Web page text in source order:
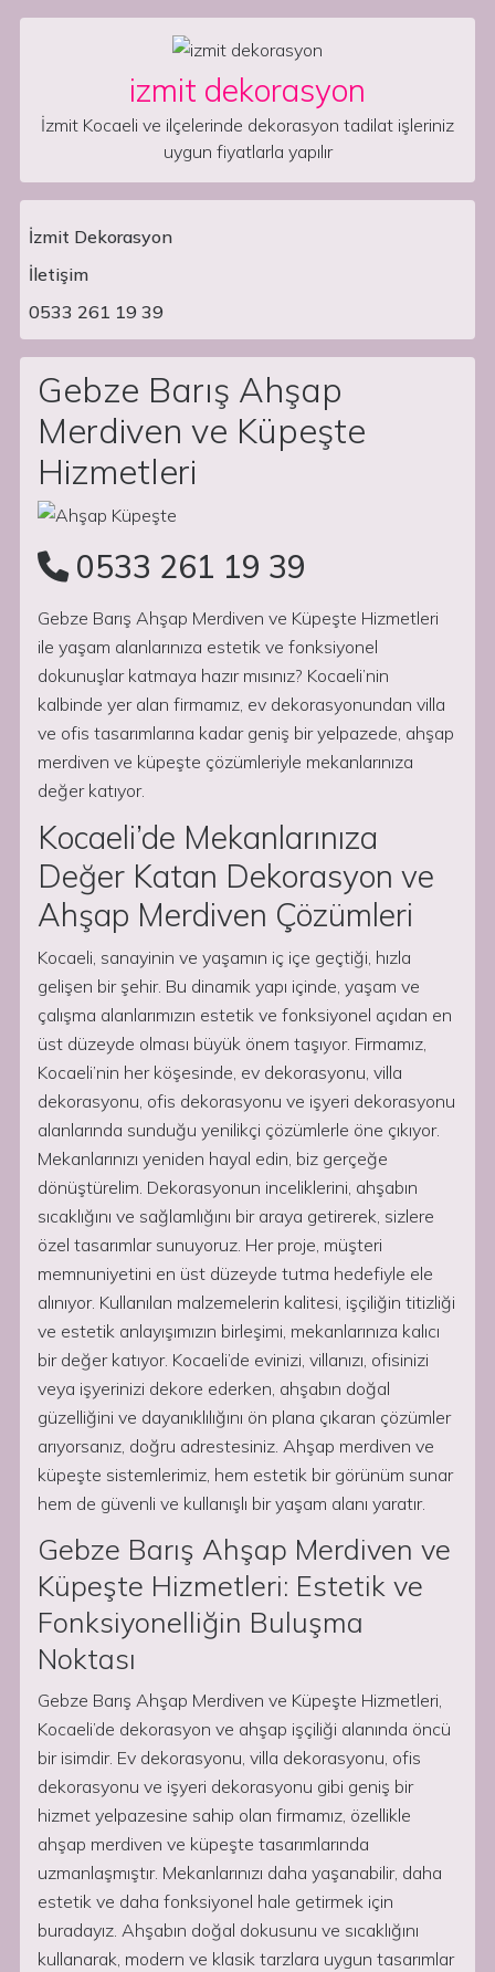
izmit dekorasyon
İzmit Kocaeli ve ilçelerinde dekorasyon tadilat işleriniz
uygun fiyatlarla yapılır
Main Navigation
İzmit Dekorasyon
İletişim
0533 261 19 39
Gebze Barış Ahşap
Merdiven ve Küpeşte
Hizmetleri
0533 261 19 39
Gebze Barış Ahşap Merdiven ve Küpeşte Hizmetleri
ile yaşam alanlarınıza estetik ve fonksiyonel
dokunuşlar katmaya hazır mısınız? Kocaeli’nin
kalbinde yer alan firmamız, ev dekorasyonundan villa
ve ofis tasarımlarına kadar geniş bir yelpazede, ahşap
merdiven ve küpeşte çözümleriyle mekanlarınıza
değer katıyor.
Kocaeli’de Mekanlarınıza
Değer Katan Dekorasyon ve
Ahşap Merdiven Çözümleri
Kocaeli, sanayinin ve yaşamın iç içe geçtiği, hızla
gelişen bir şehir. Bu dinamik yapı içinde, yaşam ve
çalışma alanlarımızın estetik ve fonksiyonel açıdan en
üst düzeyde olması büyük önem taşıyor. Firmamız,
Kocaeli’nin her köşesinde, ev dekorasyonu, villa
dekorasyonu, ofis dekorasyonu ve işyeri dekorasyonu
alanlarında sunduğu yenilikçi çözümlerle öne çıkıyor.
Mekanlarınızı yeniden hayal edin, biz gerçeğe
dönüştürelim. Dekorasyonun inceliklerini, ahşabın
sıcaklığını ve sağlamlığını bir araya getirerek, sizlere
özel tasarımlar sunuyoruz. Her proje, müşteri
memnuniyetini en üst düzeyde tutma hedefiyle ele
alınıyor. Kullanılan malzemelerin kalitesi, işçiliğin titizliği
ve estetik anlayışımızın birleşimi, mekanlarınıza kalıcı
bir değer katıyor. Kocaeli’de evinizi, villanızı, ofisinizi
veya işyerinizi dekore ederken, ahşabın doğal
güzelliğini ve dayanıklılığını ön plana çıkaran çözümler
arıyorsanız, doğru adrestesiniz. Ahşap merdiven ve
küpeşte sistemlerimiz, hem estetik bir görünüm sunar
hem de güvenli ve kullanışlı bir yaşam alanı yaratır.
Gebze Barış Ahşap Merdiven ve
Küpeşte Hizmetleri: Estetik ve
Fonksiyonelliğin Buluşma
Noktası
Gebze Barış Ahşap Merdiven ve Küpeşte Hizmetleri,
Kocaeli’de dekorasyon ve ahşap işçiliği alanında öncü
bir isimdir. Ev dekorasyonu, villa dekorasyonu, ofis
dekorasyonu ve işyeri dekorasyonu gibi geniş bir
hizmet yelpazesine sahip olan firmamız, özellikle
ahşap merdiven ve küpeşte tasarımlarında
uzmanlaşmıştır. Mekanlarınızı daha yaşanabilir, daha
estetik ve daha fonksiyonel hale getirmek için
buradayız. Ahşabın doğal dokusunu ve sıcaklığını
kullanarak, modern ve klasik tarzlara uygun tasarımlar